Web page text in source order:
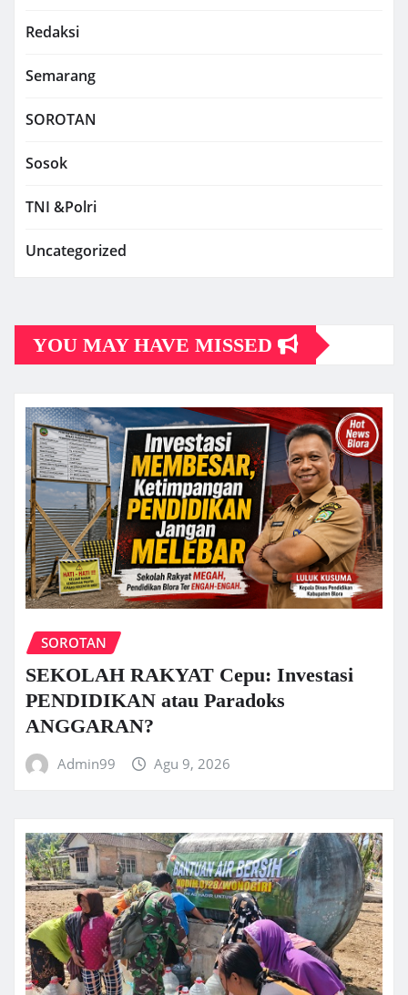
Redaksi
Semarang
SOROTAN
Sosok
TNI &Polri
Uncategorized
YOU MAY HAVE MISSED
SOROTAN
SEKOLAH RAKYAT Cepu: Investasi
PENDIDIKAN atau Paradoks
ANGGARAN?
Admin99 Agu 9, 2026